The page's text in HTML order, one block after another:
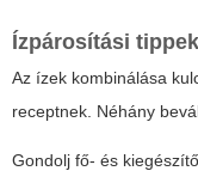
Ízpárosítási tippek
Az ízek kombinálása
receptnek. Néhány
Gondolj fő- és